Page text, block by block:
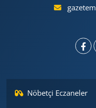
Nöbetçi Eczaneler